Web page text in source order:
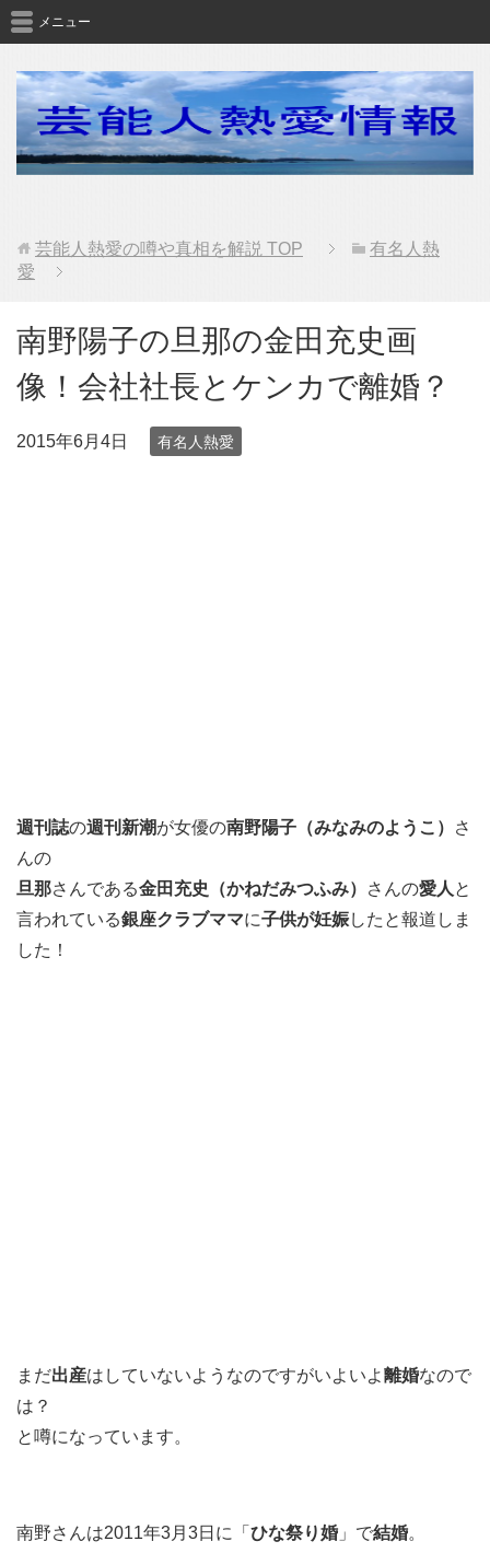
メニュー
芸能人熱愛の噂や真相を解説 TOP
有名人熱
愛
南野陽子の旦那の金田充史画
像！会社社長とケンカで離婚？
2015年6月4日 有名人熱愛
週刊誌の週刊新潮が女優の南野陽子（みなみのようこ）
さ
んの
旦那さんである金田充史（かねだみつふみ） さんの愛人 と
言われている銀座クラブママに子供が妊娠したと報道しま
した！
まだ出産はしていないようなのですがいよいよ離婚なので
は？
と噂になっています。
南野さんは2011年3月3日に「 ひな祭り婚 」で結婚。